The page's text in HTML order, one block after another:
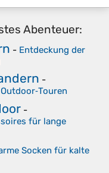
Abenteuer:
- Entdeckung der
-
-
für lange
Socken für kalte